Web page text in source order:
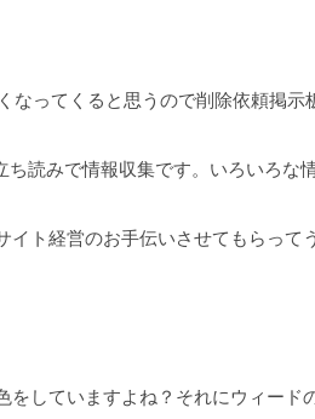
なってくると思うので削除依頼掲示
読みで情報収集です。いろいろな
ト経営のお手伝いさせてもらって
していますよね？それにウィード